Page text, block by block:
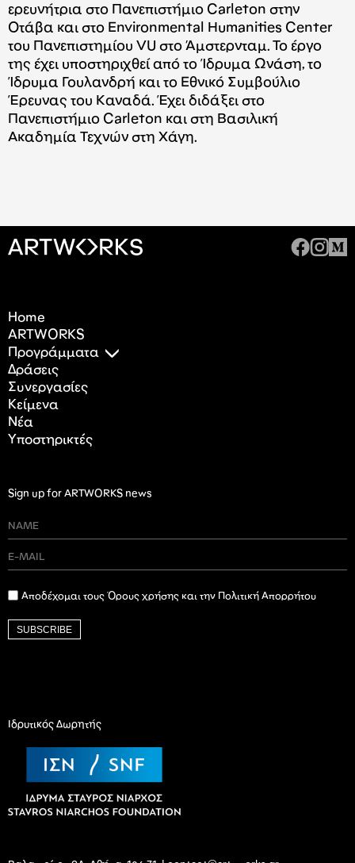
ερευνήτρια στο Πανεπιστήμιο Carleton στην
Οτάβα και στο Environmental Humanities Center
του Πανεπιστημίου VU στο Άμστερνταμ. Το έργο
της έχει υποστηριχθεί από το Ίδρυμα Ωνάση, το
Ίδρυμα Γουλανδρή και το Εθνικό Συμβούλιο
Έρευνας του Καναδά. Έχει διδάξει στο
Πανεπιστήμιο Carleton και στη Βασιλική
Ακαδημία Τεχνών στη Χάγη.
Home
ARTWORKS
Προγράμματα
Δράσεις
Συνεργασίες
Κείμενα
Nέα
Υποστηρικτές
Sign up for ARTWORKS news
Αποδέχομαι τους Όρους χρήσης και την Πολιτική Απορρήτου
SUBSCRIBE
Ιδρυτικός Δωρητής